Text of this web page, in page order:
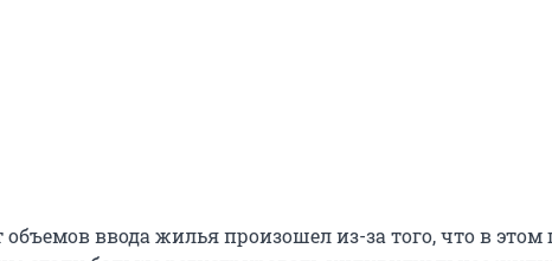
объемов ввода жилья произошел из-за того, что в этом